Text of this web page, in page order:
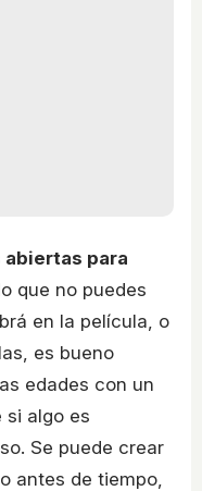
para
que no puedes
en la película, o
es bueno
edades con un
si algo es
Se puede crear
antes de tiempo,